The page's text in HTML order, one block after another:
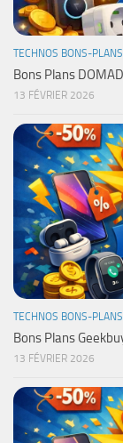
TECHNOS BONS-PLANS
Bons Plans
13 FÉVRIER 2026
TECHNOS BONS-PLANS
Bons Plans
13 FÉVRIER 2026